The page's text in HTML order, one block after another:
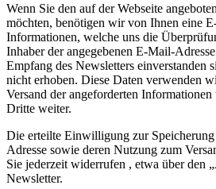
Wenn Sie den auf der Webseite
möchten, benötigen wir von Ihnen eine
Informationen, welche uns die
Inhaber der angegebenen E-Mail-
Empfang des Newsletters einverstanden
nicht erhoben. Diese Daten verwenden
Versand der angeforderten Informationen
Dritte weiter.
Die erteilte Einwilligung zur
Adresse sowie deren Nutzung zum
Sie jederzeit widerrufen , etwa über den
Newsletter.